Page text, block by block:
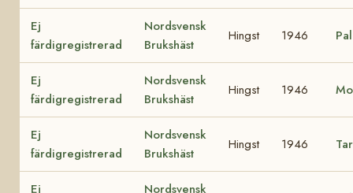
Ej
färdigregistrerad
Nordsvensk
Brukshäst
Hingst 1946
Ej
färdigregistrerad
Nordsvensk
Brukshäst
Hingst 1946
Ej
färdigregistrerad
Nordsvensk
Brukshäst
Hingst 1946
Ej
Nordsvensk